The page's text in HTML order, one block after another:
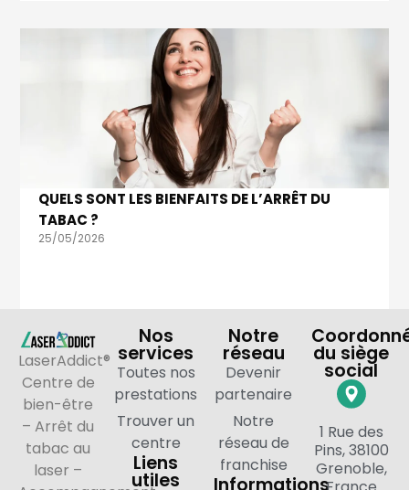
QUELS SONT LES BIENFAITS DE L’ARRÊT DU
TABAC ?
25/05/2026
LaserAddict®
Centre de
bien-être
– Arrêt du
tabac au
laser –
Nos
services
Toutes nos
prestations
Trouver un
centre
Liens
utiles
Notre
réseau
Devenir
partenaire
Notre
réseau de
franchise
Informations
du siège
social
1 Rue des
Pins, 38100
Grenoble,